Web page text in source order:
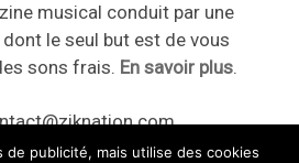
musical conduit par une
le seul but est de vous
sons frais. En savoir plus.
de publicité, mais utilise des cookies